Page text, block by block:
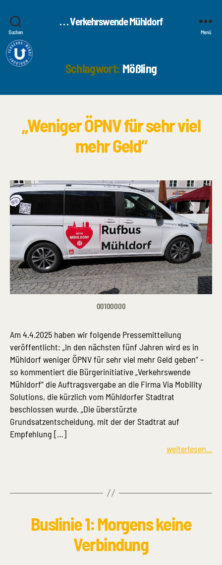
Suchen
. . . Verkehrswende Mühldorf
Menü
Schlagwort: Mößling
„Weniger ÖPNV für sehr viel
mehr Geld“
00100000
Am 4.4.2025 haben wir folgende Pressemitteilung
veröffentlicht: „In den nächsten fünf Jahren wird es in
Mühldorf weniger ÖPNV für sehr viel mehr Geld geben“ –
so kommentiert die Bürgerinitiative „Verkehrswende
Mühldorf“ die Auftragsvergabe an die Firma Via Mobility
Solutions, die kürzlich vom Mühldorfer Stadtrat
beschlossen wurde. „Die überstürzte
Grundsatzentscheidung, mit der der Stadtrat auf
Empfehlung […]
weiterlesen...
Buslinie 1: Morgens keine
Verbindung